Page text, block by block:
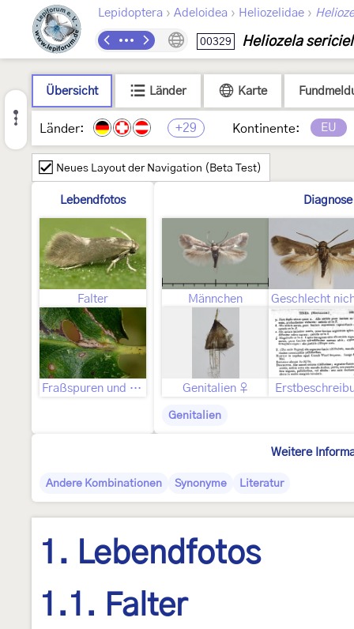
Lepidoptera › Adeloidea › Heliozelidae ›
00329 Heliozela
Übersicht Länder Karte
Länder: +29 Kontinente: EU
Neues Layout der Navigation (Beta Test)
Lebendfotos
Falter
Fraßspuren und Befallsbild
Diagnose
Männchen
Genitalien ♀
Genitalien
Weitere
Andere Kombinationen Synonyme Literatur
1. Lebendfotos
1.1. Falter